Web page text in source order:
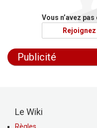
Vous n’avez
Publicité
Le Wiki